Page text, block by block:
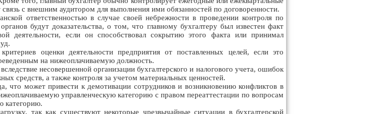
с внешним аудитором для выполнения ими обязанностей по договоренности.
ответственностью в случае своей небрежности в проведении контроля по
будут доказательства, о том, что главному бухгалтеру был известен факт
деятельности, если он способствовал сокрытию этого факта или принимал
оценки деятельности предприятия от поставленных целей, если это
на нижеоплачиваемую должность.
несовершенной организации бухгалтерского и налогового учета, ошибок
средств, а также контроля за учетом материальных ценностей.
что может привести к демотивации сотрудников и возникновению конфликтов в
управленческую категорию с правом переаттестации по вопросам
категорию.
так как существуют некоторые чрезвычайные ситуации в бухгалтерской